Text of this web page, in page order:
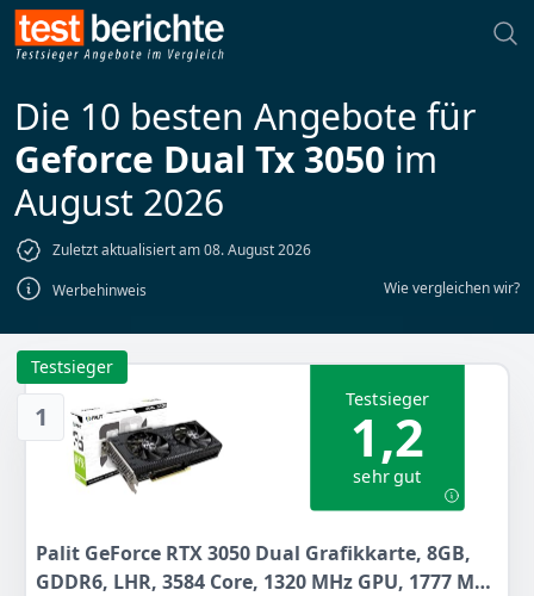
Die 10 besten Angebote für
Geforce Dual Tx 3050 im
August 2026
Zuletzt aktualisiert am 08. August 2026
Werbehinweis
Wie vergleichen wir?
1
Testsieger
Testsieger
1,2
sehr gut
Palit GeForce RTX 3050 Dual Grafikkarte, 8GB,
GDDR6, LHR, 3584 Core, 1320 MHz GPU, 1777 MHz